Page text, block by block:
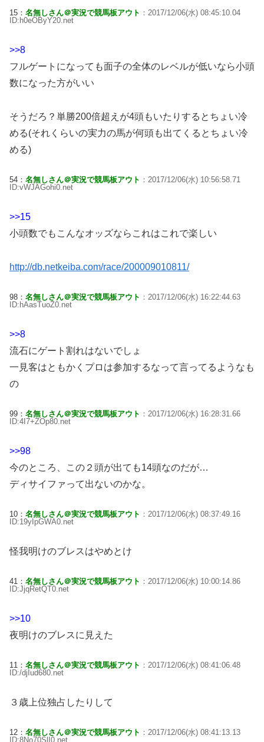
15： 名無しさん＠実況で競馬板アウト ：2017/12/06(水) 08:45:10.04
ID:h0eOByY20.net
>>8
フルゲートになっても面子の全体のレベルが低いなら小頭
数になった方がいい
そうだろ？単勝200倍超えが4頭もいたりするとちょい冷
める(それくらいの実力の馬が何頭も出てくるとちょい冷
める)
54： 名無しさん＠実況で競馬板アウト ：2017/12/06(水) 10:56:58.71
ID:vWJAGohi0.net
>>15
小頭数でもこんなオッズならこれはこれで楽しい
http://db.netkeiba.com/race/200009010811/
98： 名無しさん＠実況で競馬板アウト ：2017/12/06(水) 16:22:44.63
ID:hAasTuoZ0.net
>>8
流石にゲート割れはないでしょ
一見客はともかくプロは参加するなって言ってるようなも
の
99： 名無しさん＠実況で競馬板アウト ：2017/12/06(水) 16:28:31.66
ID:4I7+ZOp80.net
>>98
今のところ、この２頭が出ても14頭なのだが…
ディサイファって出ないのかな。
10： 名無しさん＠実況で競馬板アウト ：2017/12/06(水) 08:37:49.16
ID:19yIpGWA0.net
怪我明けのブレスはやめとけ
41： 名無しさん＠実況で競馬板アウト ：2017/12/06(水) 10:00:14.86
ID:JjqRetQT0.net
>>10
夜明けのブレスに見えた
11： 名無しさん＠実況で競馬板アウト ：2017/12/06(水) 08:41:06.48
ID:/djIud680.net
３歳上位独占したりして
12： 名無しさん＠実況で競馬板アウト ：2017/12/06(水) 08:41:13.13
ID:8No70SlI0.net